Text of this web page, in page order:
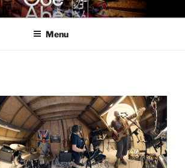
ABE
band website
Menu